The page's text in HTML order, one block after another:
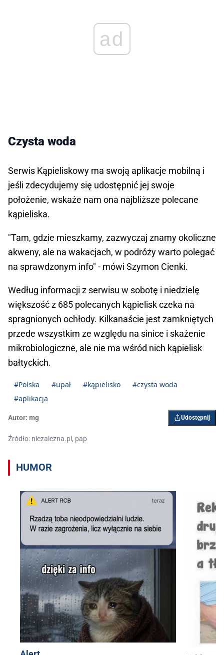
ad
Czysta woda
Serwis Kąpieliskowy ma swoją aplikacje mobilną i
jeśli zdecydujemy się udostępnić jej swoje
położenie, wskaże nam ona najbliższe polecane
kąpieliska.
"Tam, gdzie mieszkamy, zazwyczaj znamy okoliczne
akweny, ale na wakacjach, w podróży warto polegać
na sprawdzonym info" - mówi Szymon Cienki.
Według informacji z serwisu w sobotę i niedzielę
większość z 685 polecanych kąpielisk czeka na
spragnionych ochłody. Kilkanaście jest zamkniętych
przede wszystkim ze względu na sinice i skażenie
mikrobiologiczne, ale nie ma wśród nich kąpielisk
bałtyckich.
#Polska #upał #kąpielisko
#czysta woda
#aplikacja
Autor: mg Udostępnij
Źródło: niezalezna.pl, pap
HUMOR